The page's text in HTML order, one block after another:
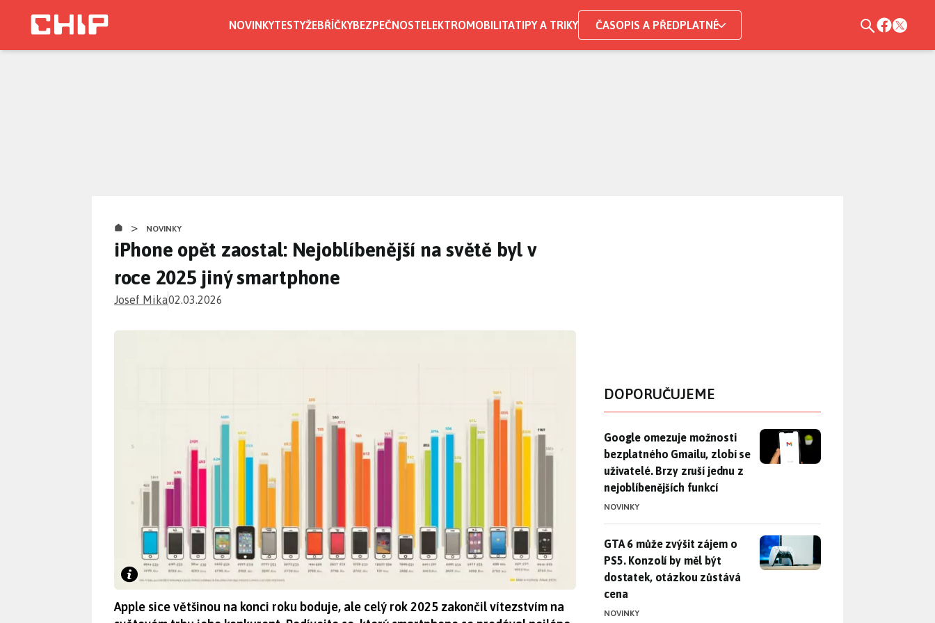
NOVINKYTESTYŽEBŘÍČKYBEZPEČNOSTELEKTROMOBILITATIPY A TRIKY ČASOPIS A PŘEDPLATNÉ
> NOVINKY
iPhone opět zaostal: Nejoblíbenější na světě byl v
roce 2025 jiný smartphone
Josef Mika02.03.2026
Apple sice většinou na konci roku boduje, ale celý rok 2025 zakončil vítezstvím na
DOPORUČUJEME
Google omezuje možnosti bezplatného Gmailu, zlobí se
Google omezuje možnosti
bezplatného Gmailu, zlobí se
uživatelé. Brzy zruší jednu z
nejoblíbenějších funkcí
NOVINKY
GTA 6 může zvýšit zájem o PS5. Konzolí by měl být dostatek,
GTA 6 může zvýšit zájem o
PS5. Konzolí by měl být
dostatek, otázkou zůstává
cena
NOVINKY